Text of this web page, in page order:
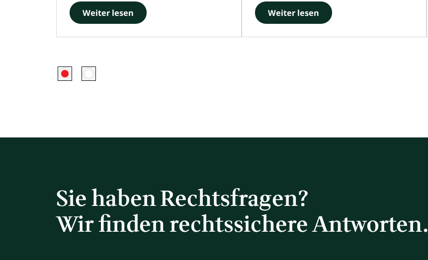
Weiter lesen Weiter lesen
Sie haben Rechtsfragen?
Wir finden rechtssichere Antworten.